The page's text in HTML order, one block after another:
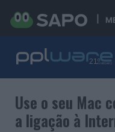
Use o seu Mac
a ligação à